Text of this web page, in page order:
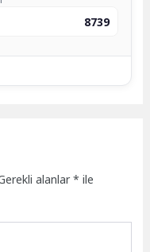
8739
alanlar* ile